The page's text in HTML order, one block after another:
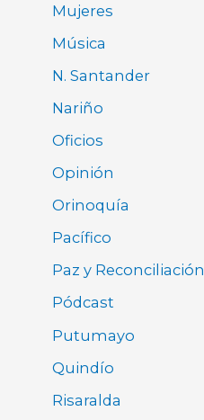
Mujeres
Música
N. Santander
Nariño
Oficios
Opinión
Orinoquía
Pacífico
Paz y Reconciliación
Pódcast
Putumayo
Quindío
Risaralda